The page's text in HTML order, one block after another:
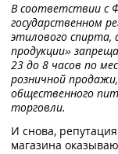
В соответствии с
государственном
этилового спирта,
продукции»
23 до 8 часов по
розничной
общественного
торговли.
И снова,
магазина